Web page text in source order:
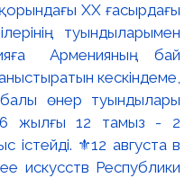
ХХ ғасырдағы
туындыларымен
Арменияның бай
кескіндеме,
өнер туындылары
жылғы 12 тамыз - 2
істейді. ⚜️12 августа в
искусств Республики